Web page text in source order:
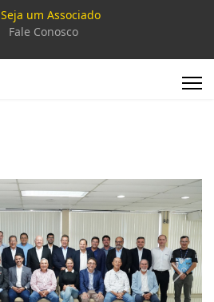
Seja um Associado
Fale Conosco
Next